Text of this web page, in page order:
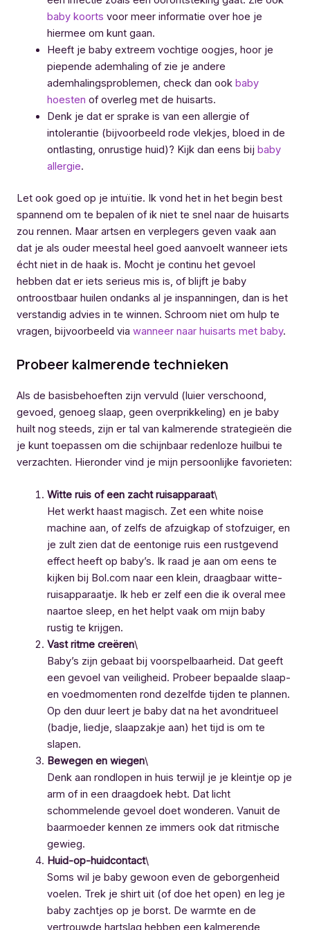
baby koorts voor meer informatie over hoe je
hiermee om kunt gaan.
Heeft je baby extreem vochtige oogjes, hoor je
piepende ademhaling of zie je andere
ademhalingsproblemen, check dan ook baby
hoesten of overleg met de huisarts.
Denk je dat er sprake is van een allergie of
intolerantie (bijvoorbeeld rode vlekjes, bloed in de
ontlasting, onrustige huid)? Kijk dan eens bij baby
allergie.
Let ook goed op je intuïtie. Ik vond het in het begin best
spannend om te bepalen of ik niet te snel naar de huisarts
zou rennen. Maar artsen en verplegers geven vaak aan
dat je als ouder meestal heel goed aanvoelt wanneer iets
écht niet in de haak is. Mocht je continu het gevoel
hebben dat er iets serieus mis is, of blijft je baby
ontroostbaar huilen ondanks al je inspanningen, dan is het
verstandig advies in te winnen. Schroom niet om hulp te
vragen, bijvoorbeeld via wanneer naar huisarts met baby.
Probeer kalmerende technieken
Als de basisbehoeften zijn vervuld (luier verschoond,
gevoed, genoeg slaap, geen overprikkeling) en je baby
huilt nog steeds, zijn er tal van kalmerende strategieën die
je kunt toepassen om die schijnbaar redenloze huilbui te
verzachten. Hieronder vind je mijn persoonlijke favorieten:
Witte ruis of een zacht ruisapparaat\
Het werkt haast magisch. Zet een white noise
machine aan, of zelfs de afzuigkap of stofzuiger, en
je zult zien dat de eentonige ruis een rustgevend
effect heeft op baby’s. Ik raad je aan om eens te
kijken bij Bol.com naar een klein, draagbaar witte-
ruisapparaatje. Ik heb er zelf een die ik overal mee
naartoe sleep, en het helpt vaak om mijn baby
rustig te krijgen.
Vast ritme creëren\
Baby’s zijn gebaat bij voorspelbaarheid. Dat geeft
een gevoel van veiligheid. Probeer bepaalde slaap-
en voedmomenten rond dezelfde tijden te plannen.
Op den duur leert je baby dat na het avondritueel
(badje, liedje, slaapzakje aan) het tijd is om te
slapen.
Bewegen en wiegen\
Denk aan rondlopen in huis terwijl je je kleintje op je
arm of in een draagdoek hebt. Dat licht
schommelende gevoel doet wonderen. Vanuit de
baarmoeder kennen ze immers ook dat ritmische
gewieg.
Huid-op-huidcontact\
Soms wil je baby gewoon even de geborgenheid
voelen. Trek je shirt uit (of doe het open) en leg je
baby zachtjes op je borst. De warmte en de
vertrouwde hartslag hebben een kalmerende